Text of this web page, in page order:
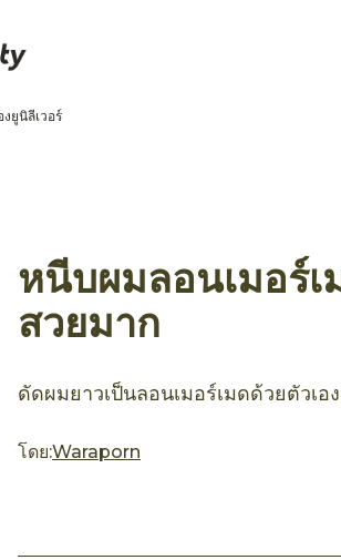
ยูนิลีเวอร์
หนีบผมลอนเมอร์
สวยมาก
ดัดผมยาวเป็นลอนเมอร์เมดด้วยตัวเ
โดย:Waraporn